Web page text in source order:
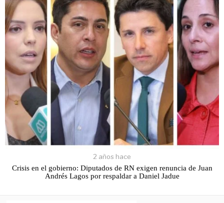
2 años hace
Crisis en el gobierno: Diputados de RN exigen renuncia de Juan
Andrés Lagos por respaldar a Daniel Jadue